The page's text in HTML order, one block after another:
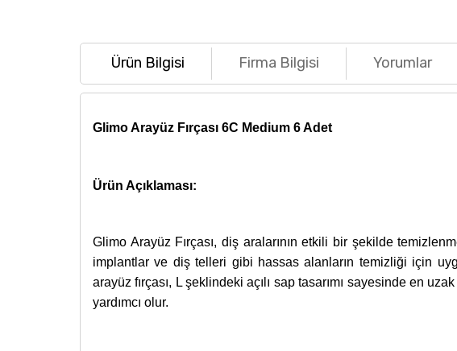
Ürün Bilgisi Firma Bilgisi Yorumlar
Glimo Arayüz Fırçası 6C Medium 6 Adet
Ürün Açıklaması:
Glimo Arayüz Fırçası, diş aralarının etkili bir şekilde
implantlar ve diş telleri gibi hassas alanların temizliği için
arayüz fırçası, L şeklindeki açılı sap tasarımı sayesinde en
yardımcı olur.